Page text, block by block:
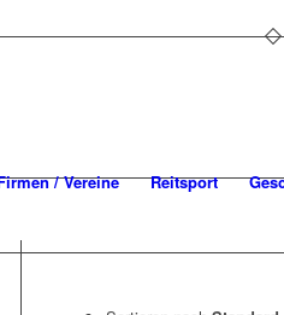
/ Vereine Reitsport